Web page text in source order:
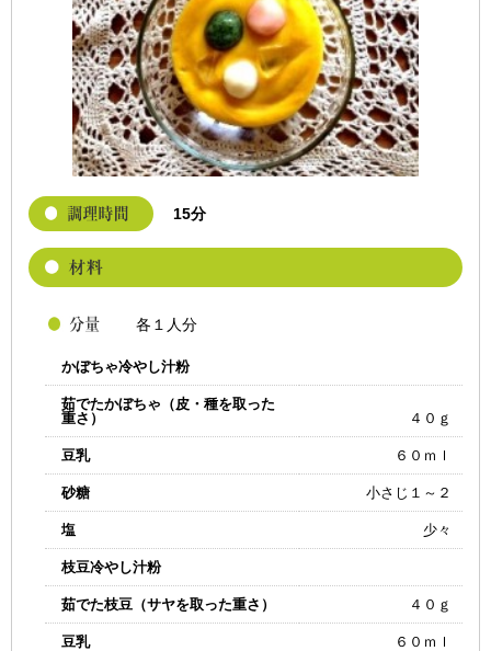
15分
各１人分
かぼちゃ冷やし汁粉
茹でたかぼちゃ（皮・種を取った
重さ）
４０ｇ
豆乳 ６０ｍｌ
砂糖 小さじ１～２
塩 少々
枝豆冷やし汁粉
茹でた枝豆（サヤを取った重さ） ４０ｇ
豆乳 ６０ｍｌ